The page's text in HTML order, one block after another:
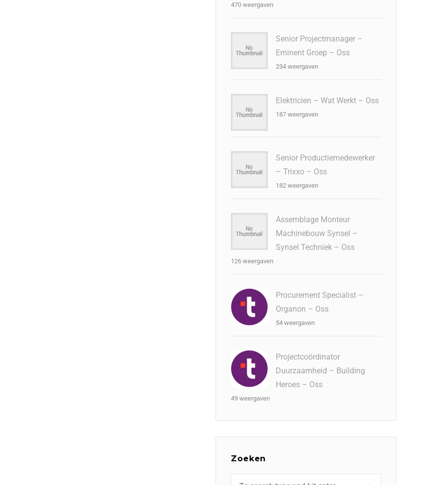
470 weergaven
Senior Projectmanager –
Eminent Groep – Oss
234 weergaven
Elektricien – Wat Werkt – Oss
187 weergaven
Senior Productiemedewerker
– Trixxo – Oss
182 weergaven
Assemblage Monteur
Machinebouw Synsel –
Synsel Techniek – Oss
126 weergaven
Procurement Specialist –
Organon – Oss
54 weergaven
Projectcoördinator
Duurzaamheid – Building
Heroes – Oss
49 weergaven
Zoeken